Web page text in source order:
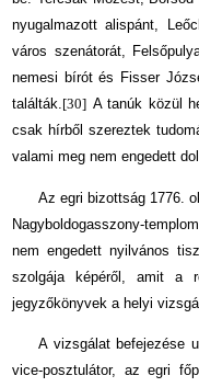
nyugalmazott alispánt,
város szenátorát,
nemesi bírót és Fisser
találták. [30] A tanúk közül
csak hírből szereztek
valami meg nem engedett
Az egri bizottság 1776.
Nagyboldogasszony-
nem engedett nyilvános
szol­gája képéről, amit a
jegyzőkönyvek a helyi
A vizsgálat befejezése
vice-posztulátor, az egri